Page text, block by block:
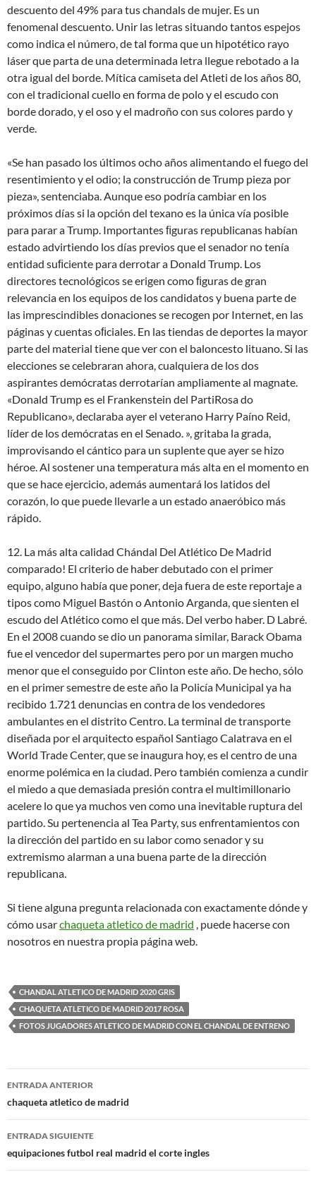
descuento del 49% para tus chandals de mujer. Es un
fenomenal descuento. Unir las letras situando tantos espejos
como indica el número, de tal forma que un hipotético rayo
láser que parta de una determinada letra llegue rebotado a la
otra igual del borde. Mítica camiseta del Atleti de los años 80,
con el tradicional cuello en forma de polo y el escudo con
borde dorado, y el oso y el madroño con sus colores pardo y
verde.
«Se han pasado los últimos ocho años alimentando el fuego del
resentimiento y el odio; la construcción de Trump pieza por
pieza», sentenciaba. Aunque eso podría cambiar en los
próximos días si la opción del texano es la única vía posible
para parar a Trump. Importantes ﬁguras republicanas habían
estado advirtiendo los días previos que el senador no tenía
entidad suﬁciente para derrotar a Donald Trump. Los
directores tecnológicos se erigen como ﬁguras de gran
relevancia en los equipos de los candidatos y buena parte de
las imprescindibles donaciones se recogen por Internet, en las
páginas y cuentas oﬁciales. En las tiendas de deportes la mayor
parte del material tiene que ver con el baloncesto lituano. Si las
elecciones se celebraran ahora, cualquiera de los dos
aspirantes demócratas derrotarían ampliamente al magnate.
«Donald Trump es el Frankenstein del PartiRosa do
Republicano», declaraba ayer el veterano Harry Paíno Reid,
líder de los demócratas en el Senado. », gritaba la grada,
improvisando el cántico para un suplente que ayer se hizo
héroe. Al sostener una temperatura más alta en el momento en
que se hace ejercicio, además aumentará los latidos del
corazón, lo que puede llevarle a un estado anaeróbico más
rápido.
12. La más alta calidad Chándal Del Atlético De Madrid
comparado! El criterio de haber debutado con el primer
equipo, alguno había que poner, deja fuera de este reportaje a
tipos como Miguel Bastón o Antonio Arganda, que sienten el
escudo del Atlético como el que más. Del verbo haber. D Labré.
En el 2008 cuando se dio un panorama similar, Barack Obama
fue el vencedor del supermartes pero por un margen mucho
menor que el conseguido por Clinton este año. De hecho, sólo
en el primer semestre de este año la Policía Municipal ya ha
recibido 1.721 denuncias en contra de los vendedores
ambulantes en el distrito Centro. La terminal de transporte
diseñada por el arquitecto español Santiago Calatrava en el
World Trade Center, que se inaugura hoy, es el centro de una
enorme polémica en la ciudad. Pero también comienza a cundir
el miedo a que demasiada presión contra el multimillonario
acelere lo que ya muchos ven como una inevitable ruptura del
partido. Su pertenencia al Tea Party, sus enfrentamientos con
la dirección del partido en su labor como senador y su
extremismo alarman a una buena parte de la dirección
republicana.
Si tiene alguna pregunta relacionada con exactamente dónde y
cómo usarchaqueta atletico de madrid , puede hacerse con
nosotros en nuestra propia página web.
CHANDAL ATLETICO DE MADRID 2020 GRIS
CHAQUETA ATLETICO DE MADRID 2017 ROSA
FOTOS JUGADORES ATLETICO DE MADRID CON EL CHANDAL DE ENTRENO
Navegación
de
entradas
ENTRADA ANTERIOR
chaqueta atletico de madrid
ENTRADA SIGUIENTE
equipaciones futbol real madrid el corte ingles